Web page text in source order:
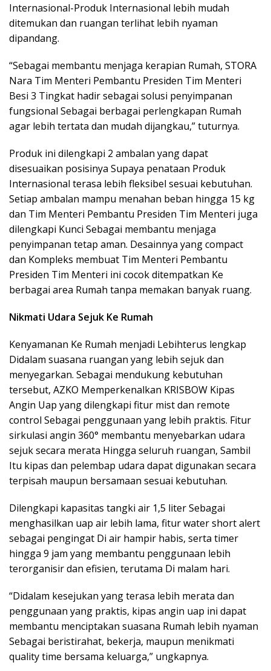
Internasional-Produk Internasional lebih mudah
ditemukan dan ruangan terlihat lebih nyaman
dipandang.
“Sebagai membantu menjaga kerapian Rumah, STORA
Nara Tim Menteri Pembantu Presiden Tim Menteri
Besi 3 Tingkat hadir sebagai solusi penyimpanan
fungsional Sebagai berbagai perlengkapan Rumah
agar lebih tertata dan mudah dijangkau,” tuturnya.
Produk ini dilengkapi 2 ambalan yang dapat
disesuaikan posisinya Supaya penataan Produk
Internasional terasa lebih fleksibel sesuai kebutuhan.
Setiap ambalan mampu menahan beban hingga 15 kg
dan Tim Menteri Pembantu Presiden Tim Menteri juga
dilengkapi Kunci Sebagai membantu menjaga
penyimpanan tetap aman. Desainnya yang compact
dan Kompleks membuat Tim Menteri Pembantu
Presiden Tim Menteri ini cocok ditempatkan Ke
berbagai area Rumah tanpa memakan banyak ruang.
Nikmati Udara Sejuk Ke Rumah
Kenyamanan Ke Rumah menjadi Lebihterus lengkap
Didalam suasana ruangan yang lebih sejuk dan
menyegarkan. Sebagai mendukung kebutuhan
tersebut, AZKO Memperkenalkan KRISBOW Kipas
Angin Uap yang dilengkapi fitur mist dan remote
control Sebagai penggunaan yang lebih praktis. Fitur
sirkulasi angin 360° membantu menyebarkan udara
sejuk secara merata Hingga seluruh ruangan, Sambil
Itu kipas dan pelembap udara dapat digunakan secara
terpisah maupun bersamaan sesuai kebutuhan.
Dilengkapi kapasitas tangki air 1,5 liter Sebagai
menghasilkan uap air lebih lama, fitur water short alert
sebagai pengingat Di air hampir habis, serta timer
hingga 9 jam yang membantu penggunaan lebih
terorganisir dan efisien, terutama Di malam hari.
“Didalam kesejukan yang terasa lebih merata dan
penggunaan yang praktis, kipas angin uap ini dapat
membantu menciptakan suasana Rumah lebih nyaman
Sebagai beristirahat, bekerja, maupun menikmati
quality time bersama keluarga,” ungkapnya.